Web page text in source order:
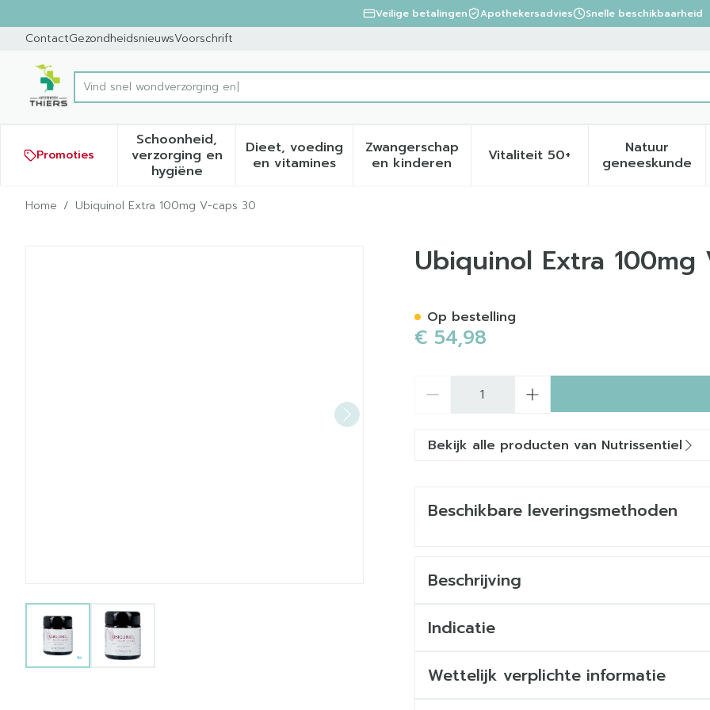
Veilige betalingen Apothekersadvies Snelle beschikbaarheid
ContactGezondheidsnieuwsVoorschrift
Product, merk, categorie...
V
Promoties
Schoonheid,
verzorging en
hygiëneToon submenu voor Schoonheid, verzorging en hygiëne categorie
Dieet, voeding
en vitamines
Toon submenu voor Dieet, voeding en vitamines categorie
Zwangerschap
en kinderenToon submenu voor Zwangerschap en
Vitaliteit 50+Toon submenu voor
Natuur
geneeskunde
Toon
Home / Ubiquinol Extra 100mg V-caps 30
View larger imageView larger image
Ubiquinol Extra 100mg V-caps 30Ubiquinol Extra 100mg
€ 54,98
Op bestelling
Bekijk alle producten van Nutrissentiel
Beschikbare leveringsmethoden
Beschrijving
100% Kaneka: gestabiliseerde en
Indicatie
Wettelijk verplichte informatie